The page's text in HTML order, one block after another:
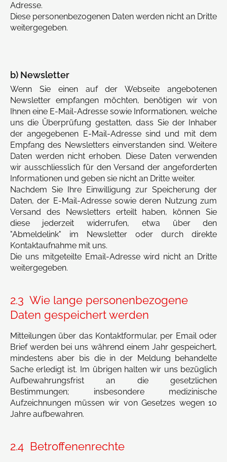
Adresse.
Diese personenbezogenen Daten werden nicht an Dritte
weitergegeben.
b) Newsletter
Wenn Sie einen auf der Webseite angebotenen
Newsletter empfangen möchten, benötigen wir von
Ihnen eine E-Mail-Adresse sowie Informationen, welche
uns die Überprüfung gestatten, dass Sie der Inhaber
der angegebenen E-Mail-Adresse sind und mit dem
Empfang des Newsletters einverstanden sind. Weitere
Daten werden nicht erhoben. Diese Daten verwenden
wir ausschliesslich für den Versand der angeforderten
Informationen und geben sie nicht an Dritte weiter.
Nachdem Sie Ihre Einwilligung zur Speicherung der
Daten, der E-Mail-Adresse sowie deren Nutzung zum
Versand des Newsletters erteilt haben, können Sie
diese jederzeit widerrufen, etwa über den
"Abmeldelink" im Newsletter oder durch direkte
Kontaktaufnahme mit uns.
Die uns mitgeteilte Email-Adresse wird nicht an Dritte
weitergegeben.
2.3 Wie lange personenbezogene
Daten gespeichert werden
Mitteilungen über das Kontaktformular, per Email oder
Brief werden bei uns während einem Jahr gespeichert,
mindestens aber bis die in der Meldung behandelte
Sache erledigt ist. Im übrigen halten wir uns bezüglich
Aufbewahrungsfrist an die gesetzlichen
Bestimmungen; insbesondere medizinische
Aufzeichnungen müssen wir von Gesetzes wegen 10
Jahre aufbewahren.
2.4 Betroffenenrechte